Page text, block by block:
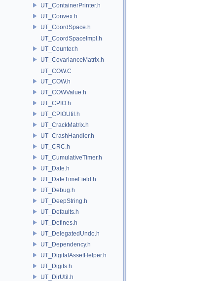
UT_ContainerPrinter.h
UT_Convex.h
UT_CoordSpace.h
UT_CoordSpaceImpl.h
UT_Counter.h
UT_CovarianceMatrix.h
UT_COW.C
UT_COW.h
UT_COWValue.h
UT_CPIO.h
UT_CPIOUtil.h
UT_CrackMatrix.h
UT_CrashHandler.h
UT_CRC.h
UT_CumulativeTimer.h
UT_Date.h
UT_DateTimeField.h
UT_Debug.h
UT_DeepString.h
UT_Defaults.h
UT_Defines.h
UT_DelegatedUndo.h
UT_Dependency.h
UT_DigitalAssetHelper.h
UT_Digits.h
UT_DirUtil.h